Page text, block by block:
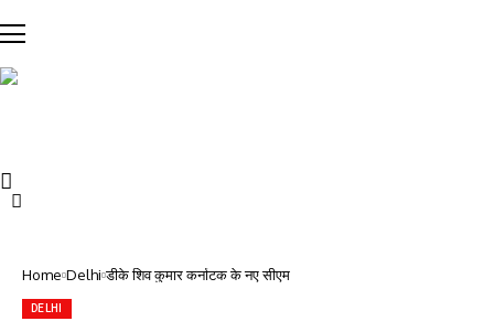
Home Delhi डीके शिव कुमार कर्नाटक के नए सीएम
DELHI